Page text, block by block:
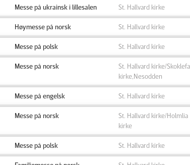
Messe på ukrainsk i lillesalen St. Hallvard kirke
Høymesse på norsk St. Hallvard kirke
Messe på polsk St. Hallvard kirke
Messe på norsk
St. Hallvard kirke/
kirke,Nesodden
Messe på engelsk St. Hallvard kirke
Messe på norsk
St. Hallvard kirke/Holmlia
kirke
Messe på polsk St. Hallvard kirke